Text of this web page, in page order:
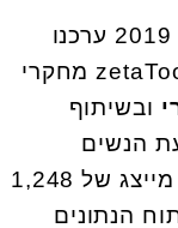
לקראת סגירת הרשימות לבחירות 2019 ערכנו
סקר מיוחד של onlife בשיתוף zetaTools מחקרי
ובשיתוף
הנשים
בישראל. הסקר נערך בקרב מדגם מייצג של 1,248
ניתוח הנתונים